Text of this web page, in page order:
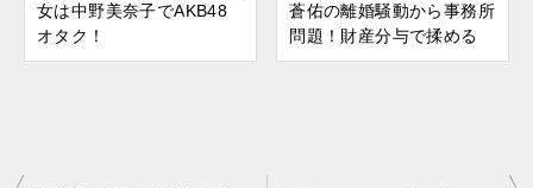
女は中野美奈子でAKB48
オタク！
蒼佑の離婚騒動から事務所
問題！財産分与で揉める